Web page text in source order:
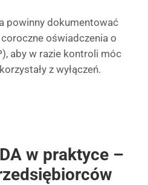
powinny dokumentować
oświadczenia o
aby w razie kontroli móc
z wyłączeń.
w praktyce –